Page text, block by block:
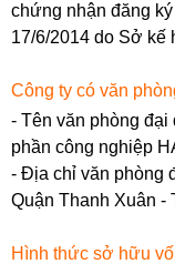
chứng nhận đăng
17/6/2014 do Sở kế
Công ty có văn
- Tên văn phòng
phần công nghiệp
- Địa chỉ văn phòng
Quận Thanh Xuân -
Hình thức sở hữu